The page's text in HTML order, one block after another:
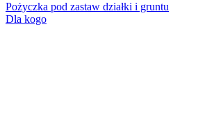
Pożyczka pod zastaw działki i gruntu
Dla kogo